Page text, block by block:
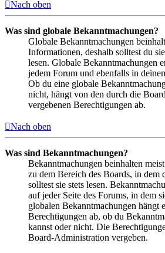
Nach oben
Was sind globale Bekanntmachungen?
Globale Bekanntmachungen
Informationen, deshalb solltest du
lesen. Globale Bekanntmachungen
jedem Forum und ebenfalls in
Ob du eine globale
nicht, hängt von den durch die
vergebenen Berechtigungen ab.
Nach oben
Was sind Bekanntmachungen?
Bekanntmachungen beinhalten
zu dem Bereich des Boards, in dem
solltest sie stets lesen.
auf jeder Seite des Forums, in dem
globalen Bekanntmachungen hängt
Berechtigungen ab, ob du
kannst oder nicht. Die
Board-Administration vergeben.